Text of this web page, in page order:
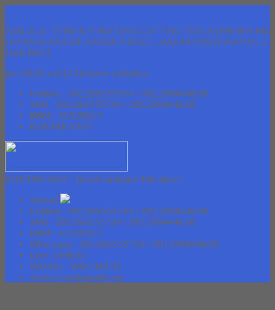
JUAL ALAT TEKNIK TERUTAMA CUTTING TOOLS | MENERIMA
LIMBAH CARBIDE HARGA TINGGI | JASA PEMBUATAN MOLD
DAN PART
jam 08.00 s/d 17.00 Senin s/d Sabtu
Hotline - 081286555764 / 081298444638
SMS - 081286555764 / 081298444638
BBM - 5E52E815
KONTAK KAMI
KONTAK KAMI | Butuh bantuan? Klik disini!
Yahoo!
Hotline - 081286555764 / 081298444638
SMS - 081286555764 / 081298444638
BBM - 5E52E815
Whatsapp - 081286555764 / 081298444638
Line - LINEID
WeChat - WECHATID
pt.simultan@gmail.com